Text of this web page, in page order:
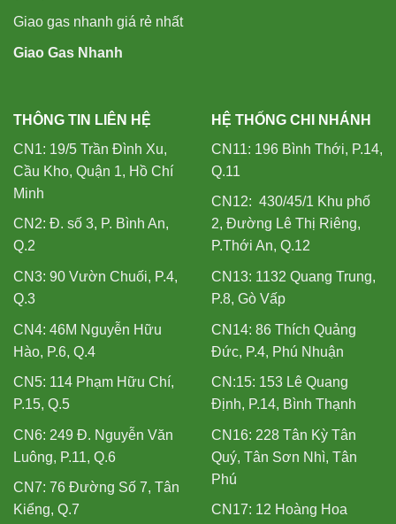
Giao gas nhanh giá rẻ nhất
Giao Gas Nhanh
THÔNG TIN LIÊN HỆ
CN1: 19/5 Trần Đình Xu,
Cầu Kho, Quận 1, Hồ Chí
Minh
CN2: Đ. số 3, P. Bình An,
Q.2
CN3: 90 Vườn Chuối, P.4,
Q.3
CN4: 46M Nguyễn Hữu
Hào, P.6, Q.4
CN5: 114 Phạm Hữu Chí,
P.15, Q.5
CN6: 249 Đ. Nguyễn Văn
Luông, P.11, Q.6
CN7: 76 Đường Số 7, Tân
Kiểng, Q.7
HỆ THỐNG CHI NHÁNH
CN11: 196 Bình Thới, P.14,
Q.11
CN12: 430/45/1 Khu phố
2, Đường Lê Thị Riêng,
P.Thới An, Q.12
CN13: 1132 Quang Trung,
P.8, Gò Vấp
CN14: 86 Thích Quảng
Đức, P.4, Phú Nhuận
CN:15: 153 Lê Quang
Định, P.14, Bình Thạnh
CN16: 228 Tân Kỳ Tân
Quý, Tân Sơn Nhì, Tân
Phú
CN17: 12 Hoàng Hoa